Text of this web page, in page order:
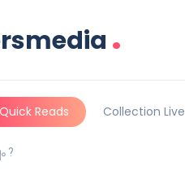
.
Quick Reads Collection Live
?